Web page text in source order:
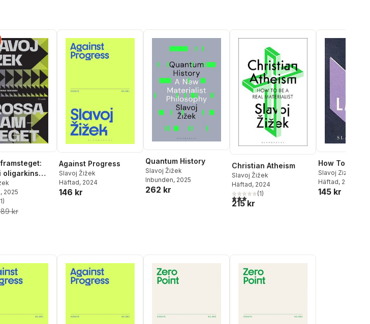
oligarkins
, 2025
Totalt antal röster:
1)
kr
Against Progress
Slavoj Žižek
Häftad, 2024
146 kr
Quantum History
Slavoj Žižek
Inbunden, 2025
262 kr
Christian Atheism
Slavoj Žižek
Häftad, 2024
3,0utav 5 stjärnor. Totalt antal röster:
(1)
215 kr
How To Read
Slavoj Zizek
Häftad, 2006
145 kr